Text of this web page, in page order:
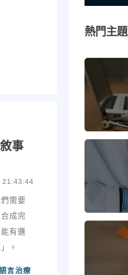
事
21:43:44
需要
成完
有邏
。
言治療
熱門主題